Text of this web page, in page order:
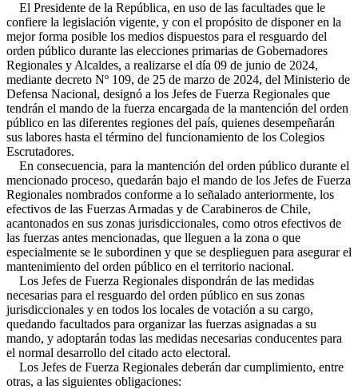
El Presidente de la República, en uso de las facultades que le
confiere la legislación vigente, y con el propósito de disponer en la
mejor forma posible los medios dispuestos para el resguardo del
orden público durante las elecciones primarias de Gobernadores
Regionales y Alcaldes, a realizarse el día 09 de junio de 2024,
mediante decreto Nº 109, de 25 de marzo de 2024, del Ministerio de
Defensa Nacional, designó a los Jefes de Fuerza Regionales que
tendrán el mando de la fuerza encargada de la mantención del orden
público en las diferentes regiones del país, quienes desempeñarán
sus labores hasta el término del funcionamiento de los Colegios
Escrutadores.
En consecuencia, para la mantención del orden público durante el
mencionado proceso, quedarán bajo el mando de los Jefes de Fuerza
Regionales nombrados conforme a lo señalado anteriormente, los
efectivos de las Fuerzas Armadas y de Carabineros de Chile,
acantonados en sus zonas jurisdiccionales, como otros efectivos de
las fuerzas antes mencionadas, que lleguen a la zona o que
especialmente se le subordinen y que se desplieguen para asegurar el
mantenimiento del orden público en el territorio nacional.
Los Jefes de Fuerza Regionales dispondrán de las medidas
necesarias para el resguardo del orden público en sus zonas
jurisdiccionales y en todos los locales de votación a su cargo,
quedando facultados para organizar las fuerzas asignadas a su
mando, y adoptarán todas las medidas necesarias conducentes para
el normal desarrollo del citado acto electoral.
Los Jefes de Fuerza Regionales deberán dar cumplimiento, entre
otras, a las siguientes obligaciones: